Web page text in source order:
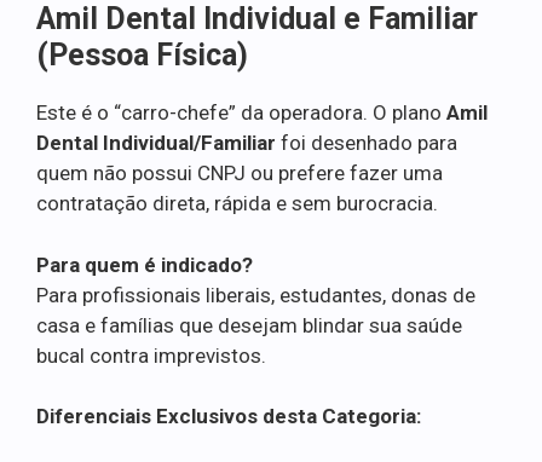
Amil Dental Individual e Familiar
(Pessoa Física)
Este é o “carro-chefe” da operadora. O plano Amil
Dental Individual/Familiar foi desenhado para
quem não possui CNPJ ou prefere fazer uma
contratação direta, rápida e sem burocracia.
Para quem é indicado?
Para profissionais liberais, estudantes, donas de
casa e famílias que desejam blindar sua saúde
bucal contra imprevistos.
Diferenciais Exclusivos desta Categoria: